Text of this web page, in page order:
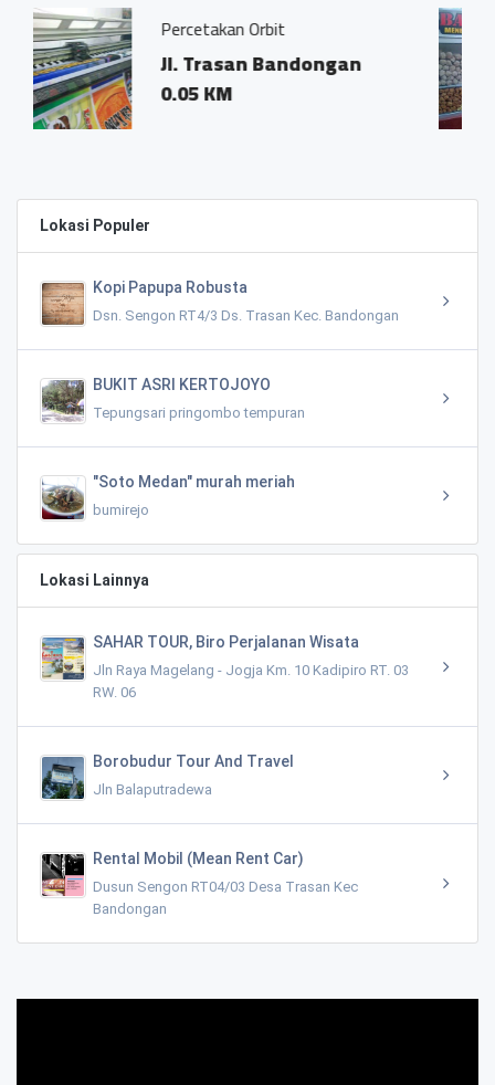
Orbit
Trasan Bandongan
KM
Bakso
Dsn.
0.03 KM
Lokasi Populer
Kopi Papupa Robusta
Dsn. Sengon RT4/3 Ds. Trasan Kec. Bandongan
BUKIT ASRI KERTOJOYO
Tepungsari pringombo tempuran
"Soto Medan" murah meriah
bumirejo
Lokasi Lainnya
SAHAR TOUR, Biro Perjalanan Wisata
Jln Raya Magelang - Jogja Km. 10 Kadipiro RT. 03
RW. 06
Borobudur Tour And Travel
Jln Balaputradewa
Rental Mobil (Mean Rent Car)
Dusun Sengon RT04/03 Desa Trasan Kec
Bandongan